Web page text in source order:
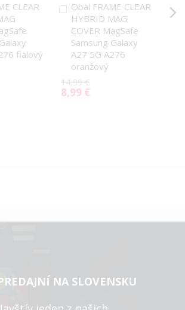
CLEAR
fialový
Obal FRAME CLEAR
HYBRID MAG
COVER MagSafe
Samsung Galaxy
A27 5G A276
oranžový
14,99 €
Special
8,99 €
Pridať
do
košíka
NA SLOVENSKU